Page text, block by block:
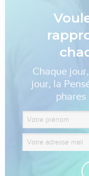
Chaque
jour, la
phares